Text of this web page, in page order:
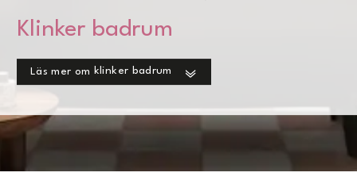
Klinker badrum
Läs mer om klinker badrum